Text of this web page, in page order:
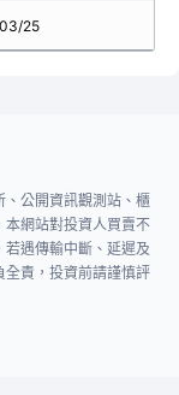
25
、公開資訊觀測站、櫃
本網站對投資人買賣不
遇傳輸中斷、延遲及
全責，投資前請謹慎評